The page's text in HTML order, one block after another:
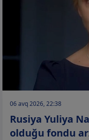
06 avq 2026, 22:38
Rusiya Yuliya
olduğu fondu